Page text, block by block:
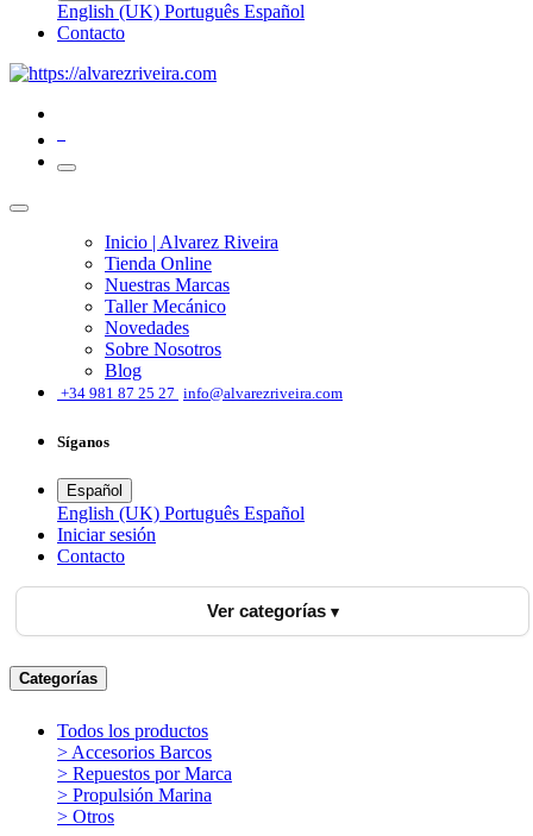
English (UK) Português Español
​Contacto
Inicio | Alvarez Riveira
Tienda Online
Nuestras Marcas
Taller Mecánico
Novedades
Sobre Nosotros
Blog
+34 981 87 25 27 info@alvarezriveira.com
Síganos
Español
English (UK) Português Español
Iniciar sesión
​Contacto
Ver categorías
Categorías
Todos los productos
> Accesorios Barcos
> Repuestos por Marca
> Propulsión Marina
> Otros